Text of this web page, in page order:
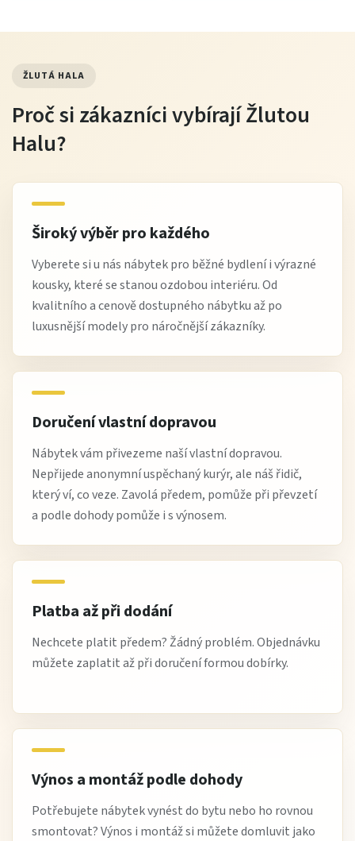
ŽLUTÁ HALA
Proč si zákazníci vybírají Žlutou
Halu?
Široký výběr pro každého
Vyberete si u nás nábytek pro běžné bydlení i výrazné
kousky, které se stanou ozdobou interiéru. Od
kvalitního a cenově dostupného nábytku až po
luxusnější modely pro náročnější zákazníky.
Doručení vlastní dopravou
Nábytek vám přivezeme naší vlastní dopravou.
Nepřijede anonymní uspěchaný kurýr, ale náš řidič,
který ví, co veze. Zavolá předem, pomůže při převzetí
a podle dohody pomůže i s výnosem.
Platba až při dodání
Nechcete platit předem? Žádný problém. Objednávku
můžete zaplatit až při doručení formou dobírky.
Výnos a montáž podle dohody
Potřebujete nábytek vynést do bytu nebo ho rovnou
smontovat? Výnos i montáž si můžete domluvit jako